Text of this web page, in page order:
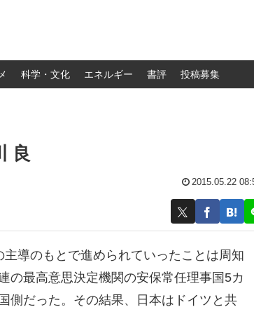
科学・文化 エネルギー 書評 投稿募集
良
2015.05.22
導のもとで進められていったことは周知
の最高意思決定機関の安保常任理事国5カ
側だった。その結果、日本はドイツと共